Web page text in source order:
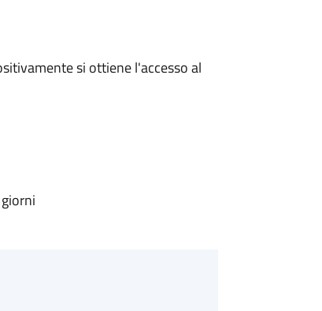
si ottiene l'accesso al